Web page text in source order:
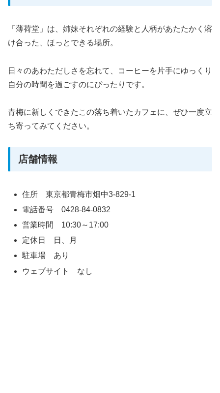
「薄荷堂」は、姉妹それぞれの経験と人柄があたたかく溶
け合った、ほっとできる場所。
日々のあわただしさを忘れて、コーヒーを片手にゆっくり
自分の時間を過ごすのにぴったりです。
青梅に新しくできたこの落ち着いたカフェに、ぜひ一度立
ち寄ってみてください。
店舗情報
住所 東京都青梅市畑中3-829-1
電話番号 0428-84-0832
営業時間 10:30～17:00
定休日 日、月
駐車場 あり
ウェブサイト なし